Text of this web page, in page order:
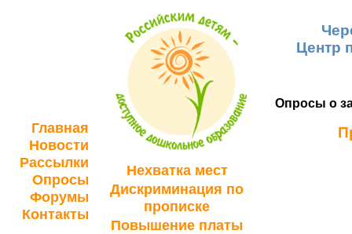
Главная
Новости
Рассылки
Опросы
Форумы
Контакты
Нехватка мест
Дискриминация по
прописке
Повышение платы
Центр
Опросы о